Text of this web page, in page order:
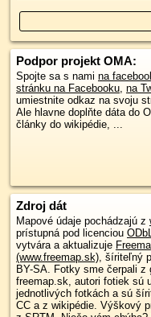
Podpor projekt OMA:
Spojte sa s nami na
stránku na Facebooku, na
umiestnite odkaz na svoju
Ale hlavne doplňte dáta do
články do wikipédie, ...
Zdroj dát
Mapové údaje pochádzajú z
prístupná pod licenciou
vytvára a aktualizuje
(www.freemap.sk), šíriteľný
BY-SA. Fotky sme čerpali z
freemap.sk, autori fotiek sú
jednotlivých fotkách a sú
CC a z wikipédie. Výškový